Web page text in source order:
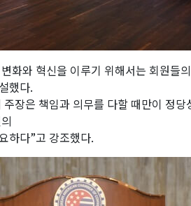
화와 혁신을 이루기 위해서는 회원들
했다.
장은 책임과 의무를 다할 때만이 정
하다”고 강조했다.